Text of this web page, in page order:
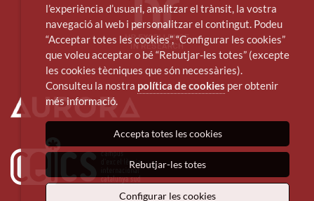
l’experiència d’usuari, analitzar el trànsit, la vostra
navegació al web i personalitzar el contingut. Podeu
“Acceptar totes les cookies”, “Configurar les cookies”
que voleu acceptar o bé “Rebutjar-les totes” (excepte
les cookies tècniques que són necessàries).
Consulteu la nostra política de cookies per obtenir
més informació.
Accepta totes les cookies
Rebutjar-les totes
Configurar les cookies